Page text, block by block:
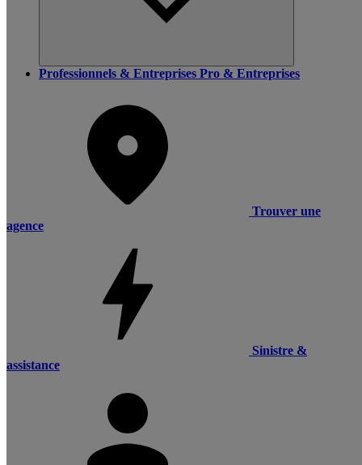
Professionnels & Entreprises Pro & Entreprises
Trouver une
agence
Sinistre &
assistance